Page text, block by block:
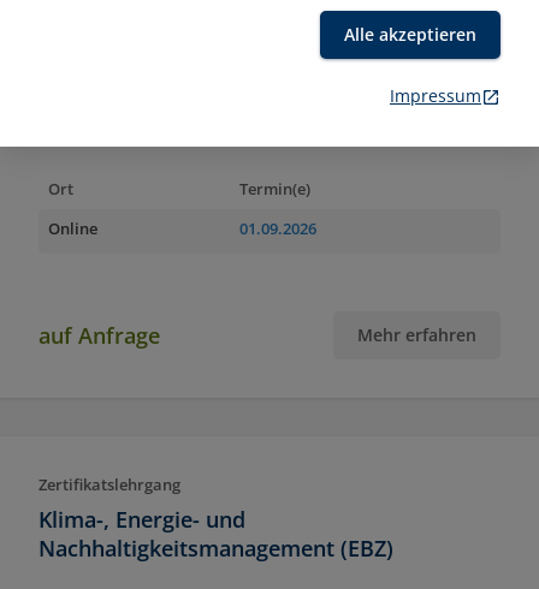
Ort
Termin(e)
Online
01.09.2026
auf Anfrage Mehr erfahren
Zertifikatslehrgang
Klima-, Energie- und
Nachhaltigkeitsmanagement (EBZ)
Alle akzeptieren
Impressum